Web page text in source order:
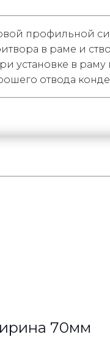
профильной
в раме и
установке в
отвода
70мм